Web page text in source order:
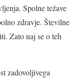
Spolne težave
zdravje. Številne
Zato naj se o teh
zadovoljivega